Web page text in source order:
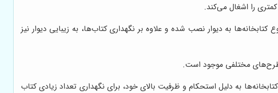
را اشغال می‌کند.
به دیوار نصب شده و علاوه بر نگهداری کتاب‌ها، به زیبایی دیوار نیز
و طرح‌های مختلفی موجود است.
به دلیل استحکام و ظرفیت بالای خود، برای نگهداری تعداد زیادی کتاب